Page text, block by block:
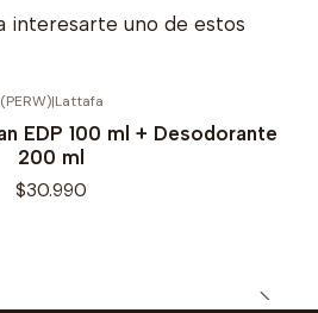
interesarte uno de estos
(PERW)|Lattafa
EDP 100 ml + Desodorante
200 ml
$30.990